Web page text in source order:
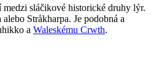
medzi sláčikové historické druhy lýr.
Stråkharpa. Je podobná a
a Waleskému Crwth.